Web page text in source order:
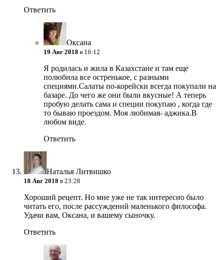
Ответить
Оксана
19 Авг 2018 в 16:12
Я родилась и жила в Казахстане и там еще
полюбила все остренькое, с разными
специями.Салаты по-корейски всегда покупали на
базаре. До чего же они были вкусные! А теперь
пробую делать сама и специи покупаю , когда где
то бываю проездом. Моя любимая- аджика.В
любом виде.
Ответить
Наталья Литвишко
18 Авг 2018 в 23:28
Хороший рецепт. Но мне уже не так интересно было
читать его, после рассуждений маленького философа.
Удачи вам, Оксана, и вашему сыночку.
Ответить